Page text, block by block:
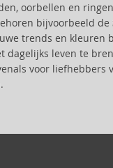
oorbellen en
bijvoorbeeld de
trends en kleuren
dagelijks leven te
voor liefhebbers